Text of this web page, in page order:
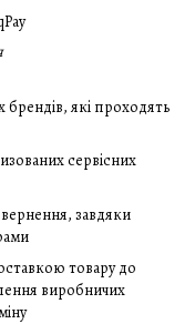
брендів, які проходять
сервісних
завдяки
товару до
виробничих